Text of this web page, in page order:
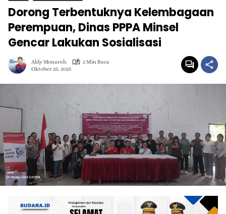
Dorong Terbentuknya Kelembagaan
Perempuan, Dinas PPPA Minsel
Gencar Lakukan Sosialisasi
Aldy Monareh
2 Min Baca
Oktober 25, 2025